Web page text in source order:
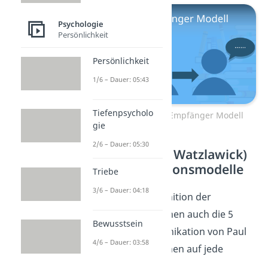
Zum Video: Sender Empfänger Modell
5 Axiome (Paul Watzlawick)
– Kommunikationsmodelle
Zur genaueren Definition der
Kommunikation dienen auch die 5
Axiome der Kommunikation von Paul
Watzlawick. Sie können auf jede
Psychologie
Persönlichkeit
Persönlichkeit
1/6 – Dauer: 05:43
Tiefenpsycholo
gie
2/6 – Dauer: 05:30
Triebe
3/6 – Dauer: 04:18
Bewusstsein
4/6 – Dauer: 03:58